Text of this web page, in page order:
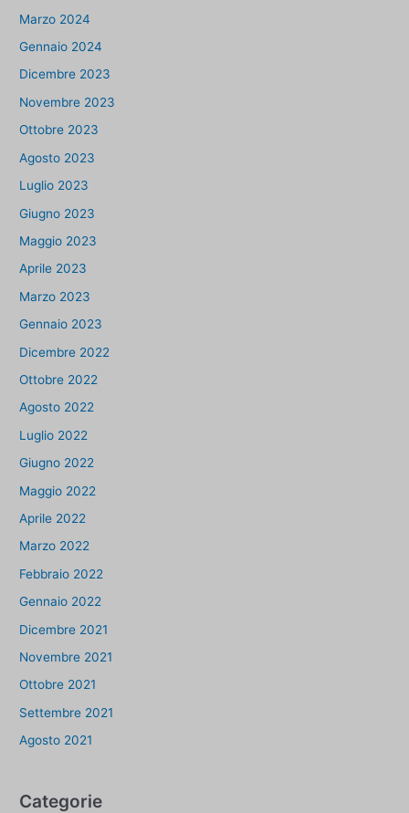
Marzo 2024
Gennaio 2024
Dicembre 2023
Novembre 2023
Ottobre 2023
Agosto 2023
Luglio 2023
Giugno 2023
Maggio 2023
Aprile 2023
Marzo 2023
Gennaio 2023
Dicembre 2022
Ottobre 2022
Agosto 2022
Luglio 2022
Giugno 2022
Maggio 2022
Aprile 2022
Marzo 2022
Febbraio 2022
Gennaio 2022
Dicembre 2021
Novembre 2021
Ottobre 2021
Settembre 2021
Agosto 2021
Categorie